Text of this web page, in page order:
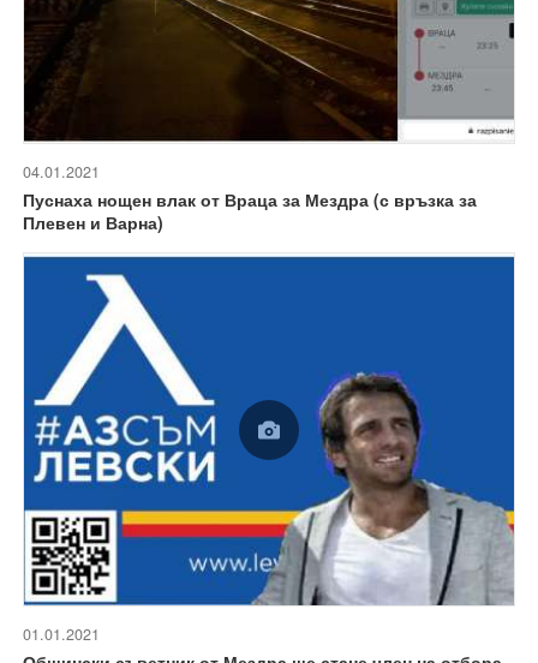
04.01.2021
Пуснаха нощен влак от Враца за Мездра (с връзка за
Плевен и Варна)
01.01.2021